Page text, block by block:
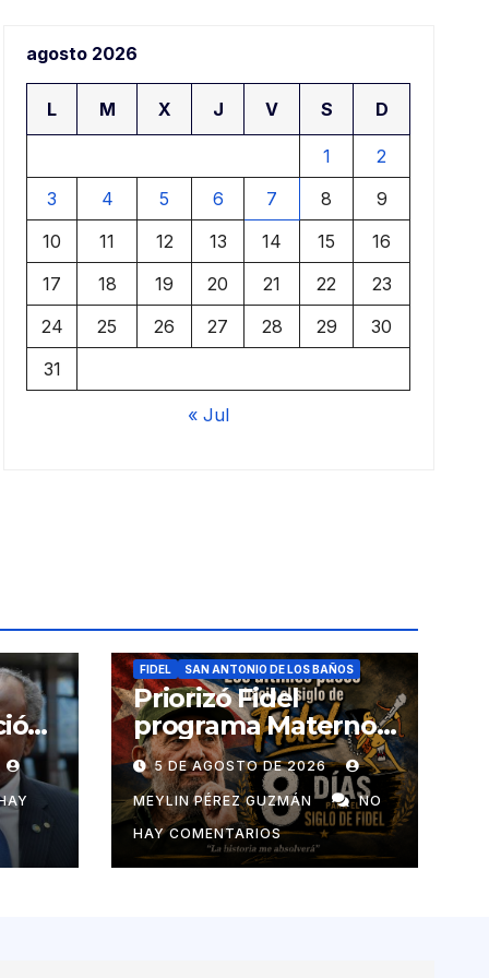
agosto 2026
L M X J V S D
1
2
3
4 5 6 7 8
9
10
11 12 13 14 15
16
17
18 19 20 21 22
23
24
25 26 27 28 29
30
31
« Jul
FIDEL SAN ANTONIO DE LOS BAÑOS
Priorizó Fidel
programa Materno
Infantil en el pais
5 DE AGOSTO DE 2026
MEYLIN PÉREZ GUZMÁN
NO
HAY COMENTARIOS